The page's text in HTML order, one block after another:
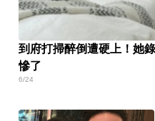
到府打掃醉倒遭硬上！她
慘了
6/24